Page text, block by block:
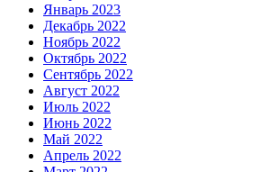
Январь 2023
Декабрь 2022
Ноябрь 2022
Октябрь 2022
Сентябрь 2022
Август 2022
Июль 2022
Июнь 2022
Май 2022
Апрель 2022